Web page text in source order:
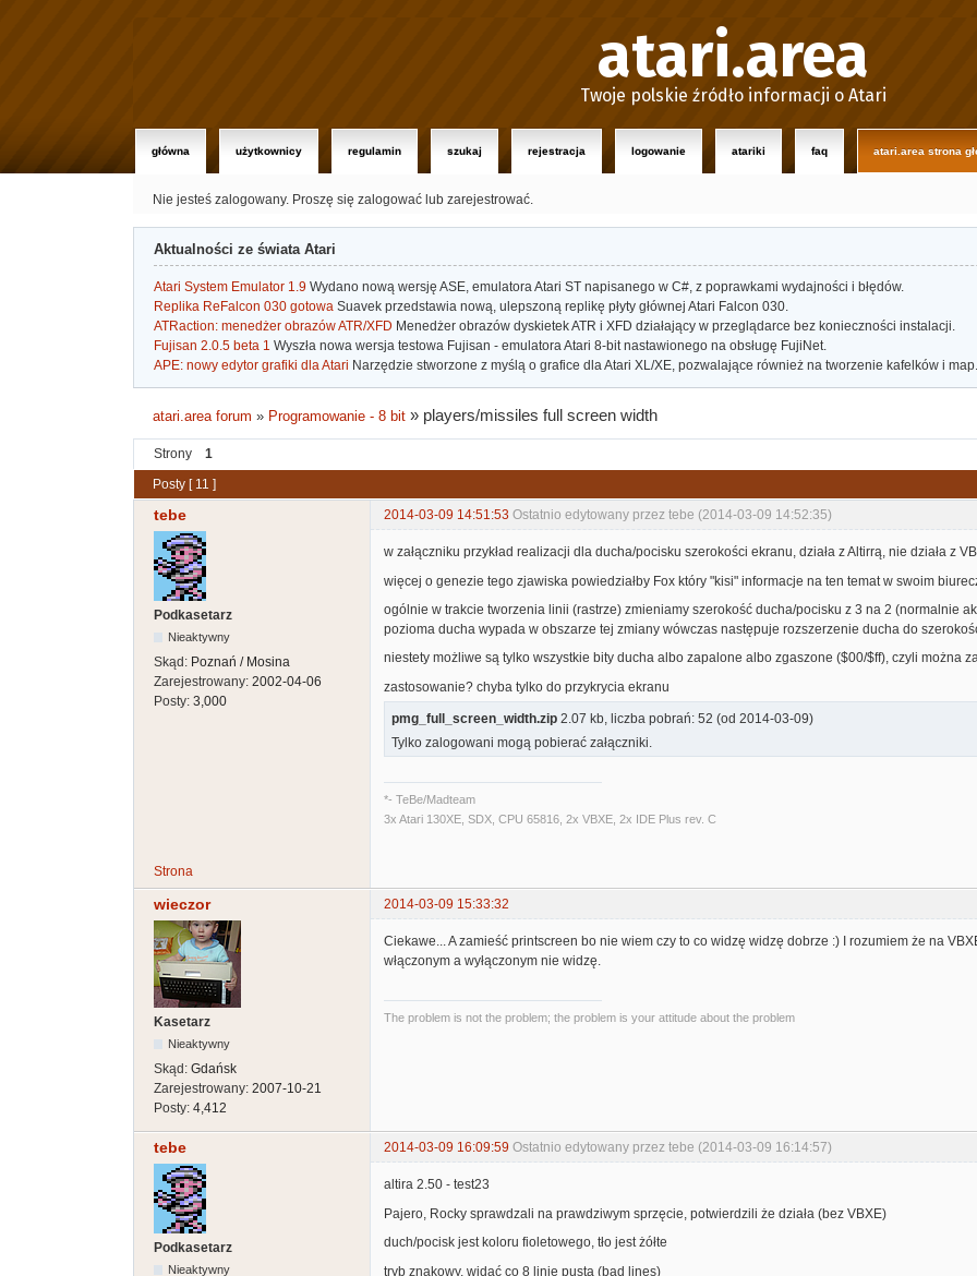
atari.area
Twoje polskie źródło informacji o Atari
główna użytkownicy regulamin szukaj rejestracja logowanie atariki faq atari.area strona
Nie jesteś zalogowany. Proszę się zalogować lub zarejestrować.
Aktualności ze świata Atari
Atari System Emulator 1.9 Wydano nową wersję ASE, emulatora Atari ST napisanego w C#, z poprawkami wydajności i błędów.
Replika ReFalcon 030 gotowa Suavek przedstawia nową, ulepszoną replikę płyty głównej Atari Falcon 030.
ATRaction: menedżer obrazów ATR/XFD Menedżer obrazów dyskietek ATR i XFD działający w przeglądarce bez konieczności instalacji.
Fujisan 2.0.5 beta 1 Wyszła nowa wersja testowa Fujisan - emulatora Atari 8-bit nastawionego na obsługę FujiNet.
APE: nowy edytor grafiki dla Atari Narzędzie stworzone z myślą o grafice dla Atari XL/XE, pozwalające również na tworzenie kafelków i map.
atari.area forum » Programowanie - 8 bit » players/missiles full screen width
Strony
1
Posty [ 11 ]
tebe 2014-03-09 14:51:53 Ostatnio edytowany przez tebe (2014-03-09 14:52:35)
Podkasetarz
Nieaktywny
Skąd: Poznań / Mosina
Zarejestrowany: 2002-04-06
Posty: 3,000
w załączniku przykład realizacji dla ducha/pocisku szerokości ekranu, działa z Altirrą, nie działa z
więcej o genezie tego zjawiska powiedziałby Fox który "kisi" informacje na ten temat w swoim
ogólnie w trakcie tworzenia linii (rastrze) zmieniamy szerokość ducha/pocisku z 3 na 2 (normalnie
pozioma ducha wypada w obszarze tej zmiany wówczas następuje rozszerzenie ducha do
niestety możliwe są tylko wszystkie bity ducha albo zapalone albo zgaszone ($00/$ff), czyli można
zastosowanie? chyba tylko do przykrycia ekranu
pmg_full_screen_width.zip 2.07 kb, liczba pobrań: 52 (od 2014-03-09)
Tylko zalogowani mogą pobierać załączniki.
*- TeBe/Madteam
3x Atari 130XE, SDX, CPU 65816, 2x VBXE, 2x IDE Plus rev. C
Strona
wieczor 2014-03-09 15:33:32
Kasetarz
Nieaktywny
Skąd: Gdańsk
Zarejestrowany: 2007-10-21
Posty: 4,412
Ciekawe... A zamieść printscreen bo nie wiem czy to co widzę widzę dobrze :) I rozumiem że na
włączonym a wyłączonym nie widzę.
The problem is not the problem; the problem is your attitude about the problem
tebe 2014-03-09 16:09:59 Ostatnio edytowany przez tebe (2014-03-09 16:14:57)
Podkasetarz
Nieaktywny
altira 2.50 - test23
Pajero, Rocky sprawdzali na prawdziwym sprzęcie, potwierdzili że działa (bez VBXE)
duch/pocisk jest koloru fioletowego, tło jest żółte
tryb znakowy, widać co 8 linię pustą (bad lines)